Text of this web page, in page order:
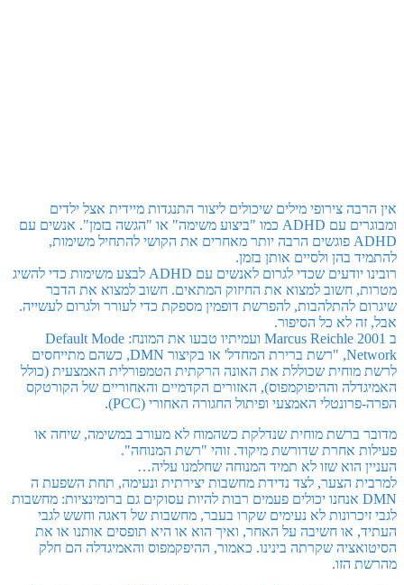
אין הרבה צירופי מילים שיכולים ליצור התנגדות מיידית אצל ילדים
ומבוגרים עם ADHD כמו "ביצוע משימה" או "הגשה בזמן". אנשים עם
ADHD פוגשים הרבה יותר מאחרים את הקושי להתחיל משימות,
להתמיד בהן ולסיים אותן בזמן.
רובינו יודעים שכדי לגרום לאנשים עם ADHD לבצע משימות כדי להשיג
מטרות, חשוב למצוא את החיזוק המתאים. חשוב למצוא את הדבר
שיגרום להתלהבות, להפרשת דופמין מספקת כדי לעורר ולגרום לעשייה.
אבל, זה לא כל הסיפור.
ב 2001 Marcus Reichle ועמיתיו טבעו את המונח: Default Mode
Network, "רשת ברירת המחדל' או בקיצור DMN, כשהם מתייחסים
לרשת מוחית שכוללת את האונה הרקתית הטמפורלית האמצעית (כולל
האמיגדלה וההיפוקמפוס), האזורים הקדמיים והאחוריים של הקורטקס
הפרה-פרונטלי האמצעי ופיתול החגורה האחורי (PCC).
מדובר ברשת מוחית שנדלקת כשהמוח לא מעורב במשימה, שיחה או
פעילות אחרת שדורשת מיקוד. זוהי "רשת המנוחה".
העניין הוא שזו לא תמיד המנוחה שחלמנו עליה…
למרבית הצער, לצד נדידת מחשבות יצירתית ונעימה, תחת השפעת ה
DMN אנחנו יכולים פעמים רבות להיות עסוקים גם ברומינציות: מחשבות
לגבי זיכרונות לא נעימים שקרו בעבר, מחשבות של דאגה וחשש לגבי
העתיד, או חשיבה על האחר, ואיך הוא או היא תופסים אותנו או את
הסיטואציה שקרתה בינינו. כאמור, ההיפקמפוס והאמיגדלה הם חלק
מהרשת הזו.